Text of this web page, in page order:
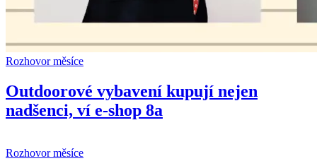
Rozhovor měsíce
Outdoorové vybavení kupují nejen
nadšenci, ví e-shop 8a
Rozhovor měsíce